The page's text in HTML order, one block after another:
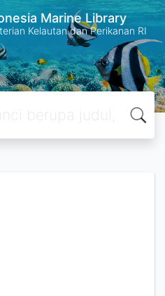
Marine Library
Kelautan dan Perikanan RI